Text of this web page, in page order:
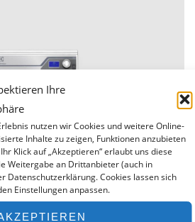
Ihre
nutzen wir Cookies und weitere Online-
Inhalte zu zeigen, Funktionen anzubieten
Klick auf „Akzeptieren“ erlaubt uns diese
Weitergabe an Drittanbieter (auch in
Datenschutzerklärung. Cookies lassen sich
Einstellungen anpassen.
ist es Electrolux gelungen, eine